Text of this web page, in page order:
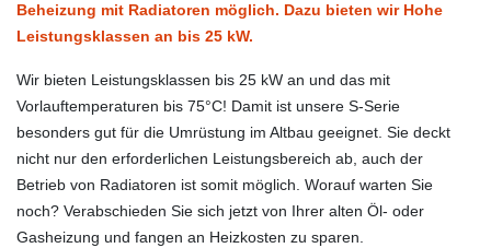
Beheizung mit Radiatoren möglich. Dazu bieten wir Hohe
Leistungsklassen an bis 25 kW.
Wir bieten Leistungsklassen bis 25 kW an und das mit
Vorlauftemperaturen bis 75°C! Damit ist unsere S-Serie
besonders gut für die Umrüstung im Altbau geeignet. Sie deckt
nicht nur den erforderlichen Leistungsbereich ab, auch der
Betrieb von Radiatoren ist somit möglich. Worauf warten Sie
noch? Verabschieden Sie sich jetzt von Ihrer alten Öl- oder
Gasheizung und fangen an Heizkosten zu sparen.